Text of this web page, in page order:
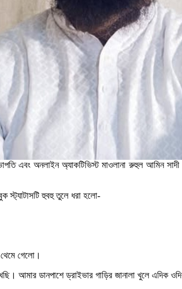
এবং অনলাইন অ্যাকটিভিস্ট মাওলানা রুহুল আমিন সাদী
স্ট্যাটাসটি হুবহু তুলে ধরা হলো-
গেলো।
আমার ডানপাশে ড্রাইভার গাড়ির জানালা খুলে এদিক